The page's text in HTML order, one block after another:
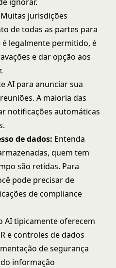
Muitas jurisdições
de todas as partes para
legalmente permitido, é
e dar opção aos
AI para anunciar sua
A maioria das
notificações automáticas
de dados: Entenda
quem tem
são retidas. Para
pode precisar de
de compliance
AI tipicamente oferecem
e controles de dados
de segurança
informação